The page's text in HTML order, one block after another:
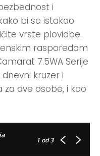
i
bi se istakao
vrste plovidbe.
rasporedom
7.5WA Serije
kruzer i
dve osobe, i kao
1 od 3